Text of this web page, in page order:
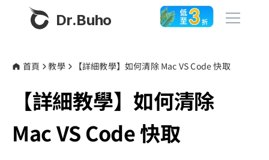
Dr.Buho
產品
BuhoCleaner
BuhoUnlocker
商店
首頁 教學 【詳細教學】如何清除 Mac VS Code 快取
【詳細教學】如何清除
Mac VS Code 快取